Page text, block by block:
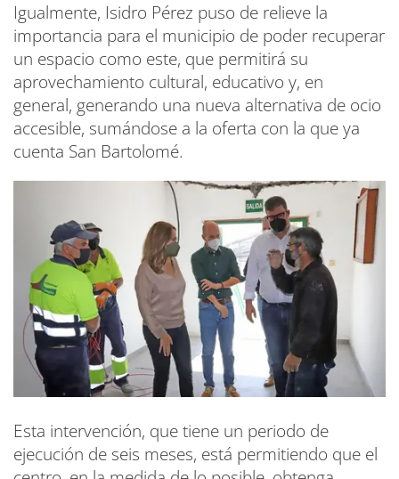
Igualmente, Isidro Pérez puso de relieve la
importancia para el municipio de poder recuperar
un espacio como este, que permitirá su
aprovechamiento cultural, educativo y, en
general, generando una nueva alternativa de ocio
accesible, sumándose a la oferta con la que ya
cuenta San Bartolomé.
Esta intervención, que tiene un periodo de
ejecución de seis meses, está permitiendo que el